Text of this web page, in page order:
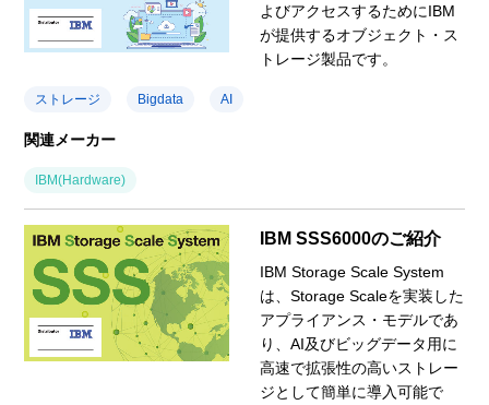
よびアクセスするためにIBM
が提供するオブジェクト・ス
トレージ製品です。
ストレージ Bigdata AI
関連メーカー
IBM(Hardware)
IBM SSS6000のご紹介
IBM Storage Scale System
は、Storage Scaleを実装した
アプライアンス・モデルであ
り、AI及びビッグデータ用に
高速で拡張性の高いストレー
ジとして簡単に導入可能で